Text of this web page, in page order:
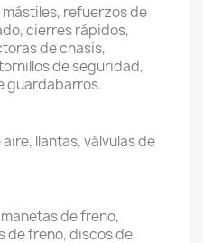
refuerzos de
cierres rápidos,
de chasis,
de seguridad,
guardabarros.
llantas, válvulas de
de freno,
de freno, discos de